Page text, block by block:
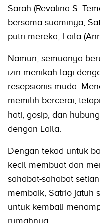
Sarah (Revalina S.
bersama suaminya,
putri mereka, Laila
Namun, semuanya
izin menikah lagi
resepsionis muda.
memilih bercerai,
hati, gosip, dan
dengan Laila.
Dengan tekad untuk
kecil membuat dan
sahabat-sahabat
membaik, Satrio jatuh
untuk kembali